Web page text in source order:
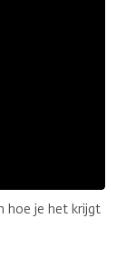
hoe je het krijgt